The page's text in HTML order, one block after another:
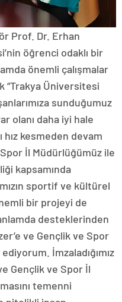
Prof. Dr. Erhan
öğrenci odaklı bir
önemli çalışmalar
Üniversitesi
sunduğumuz
olanı daha iyi hale
hız kesmeden devam
İl Müdürlüğümüz ile
kapsamında
sportif ve kültürel
bir projeyi de
desteklerinden
ve Gençlik ve Spor
İmzaladığımız
Gençlik ve Spor İl
temenni